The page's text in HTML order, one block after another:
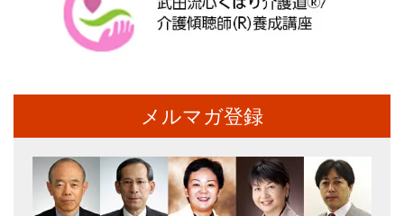
メルマガ登録